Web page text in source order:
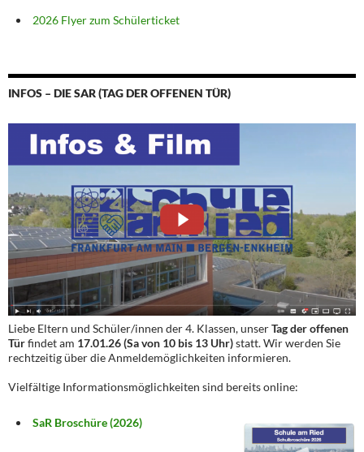
2026 Flyer zum Schülerticket
INFOS – DIE SAR (TAG DER OFFENEN TÜR)
Liebe Eltern und Schüler/innen der 4. Klassen, unserTag der offenen
Türfindet am 17.01.26 (Sa von 10 bis 13 Uhr)statt. Wir werden Sie
rechtzeitig über die Anmeldemöglichkeiten informieren.
Vielfältige Informationsmöglichkeiten sind bereits online:
SaR Broschüre (2026)